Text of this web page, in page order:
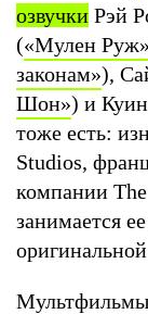
озвучки Рэй
(«Мулен Руж»
законам»),
Шон») и
тоже есть:
Studios,
компании
занимается